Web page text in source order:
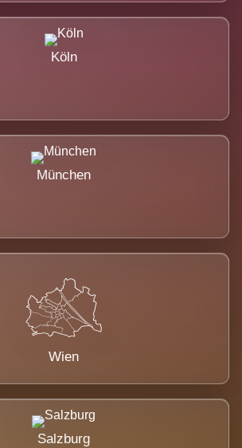
Köln
München
Wien
Salzburg